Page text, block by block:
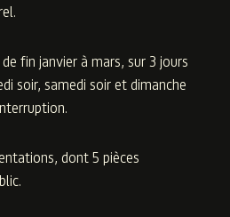
fin janvier à mars, sur 3 jours
soir, samedi soir et dimanche
dont 5 pièces